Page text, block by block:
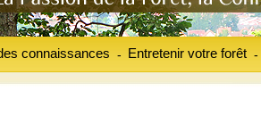
connaissances Entretenir votre forêt
- -